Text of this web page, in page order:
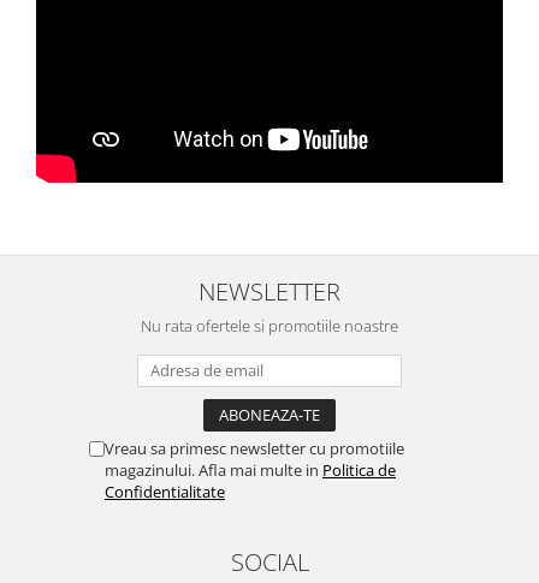
NEWSLETTER
Nu rata ofertele si promotiile noastre
Vreau sa primesc newsletter cu promotiile
magazinului. Afla mai multe in Politica de
Confidentialitate
SOCIAL